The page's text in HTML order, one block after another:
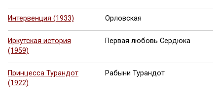
Интервенция (1933) Орловская
Иркутская история
(1959)
Первая любовь Сердюка
Принцесса Турандот
(1922)
Рабыни Турандот